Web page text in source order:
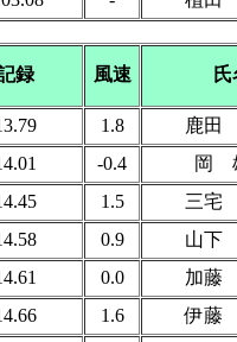
録 風速
1.8
鹿田
-0.4
岡
1.5
三宅
0.9
山下
0.0
加藤
1.6
伊藤